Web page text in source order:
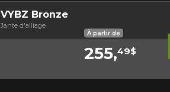
VYBZ Bronze
Jante d'alliage
À partir de
255,49$